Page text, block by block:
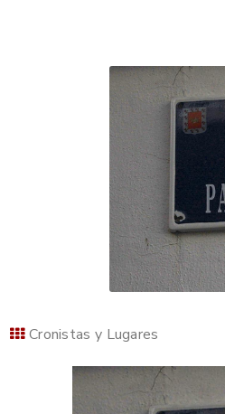
Cronistas y Lugares